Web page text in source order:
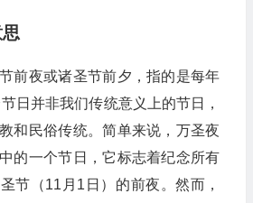
前夜或诸圣节前夕，指的是每年
日并非我们传统意义上的节日，
和民俗传统。简单来说，万圣夜
的一个节日，它标志着纪念所有
（11月1日）的前夜。然而，